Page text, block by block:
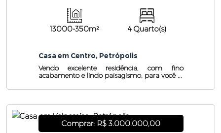
13000-350m² 4 Quarto(s)
Casa em Centro, Petrópolis
Vendo excelente residência, com fino
acabamento e lindo paisagismo, para você ...
Comprar: R$ 3.000.000,00